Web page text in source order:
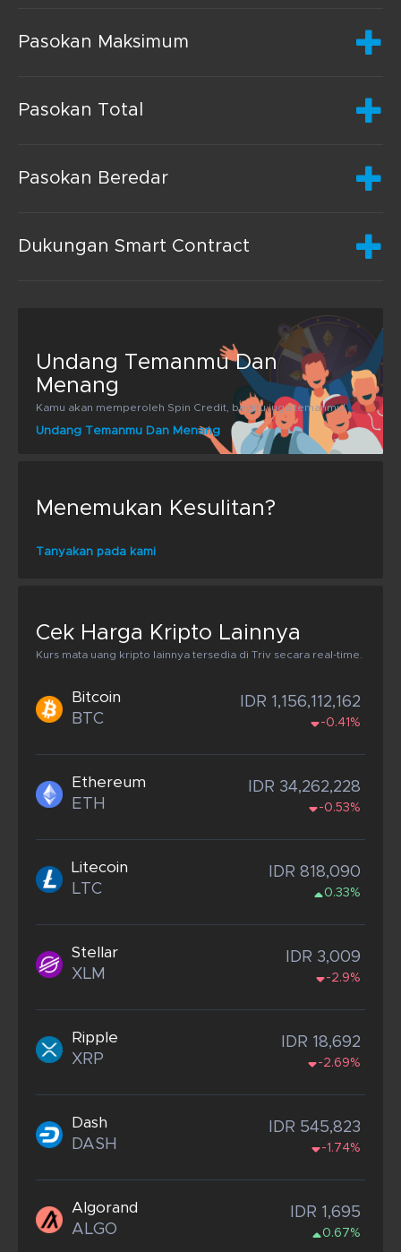
Pasokan Maksimum
Pasokan Total
Pasokan Beredar
Dukungan Smart Contract
Undang Temanmu Dan
Menang
Kamu akan memperoleh Spin Credit, begitu juga temanmu!
Undang Temanmu Dan Menang
Menemukan Kesulitan?
Tanyakan pada kami
Cek Harga Kripto Lainnya
Kurs mata uang kripto lainnya tersedia di Triv secara real-time.
Bitcoin
BTC
IDR 1,156,112,162
-0.41%
Ethereum
ETH
IDR 34,262,228
-0.53%
Litecoin
LTC
IDR 818,090
0.33%
Stellar
XLM
IDR 3,009
-2.9%
Ripple
XRP
IDR 18,692
-2.69%
Dash
DASH
IDR 545,823
-1.74%
Algorand
ALGO
IDR 1,695
0.67%